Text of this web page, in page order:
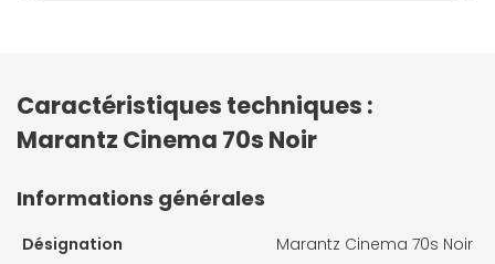
Caractéristiques techniques :
Marantz Cinema 70s Noir
Informations générales
Désignation
Marantz Cinema 70s Noir